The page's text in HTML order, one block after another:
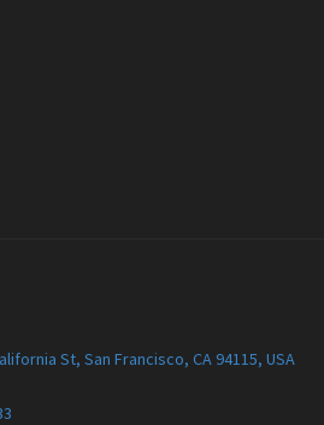
St, San Francisco, CA 94115, USA